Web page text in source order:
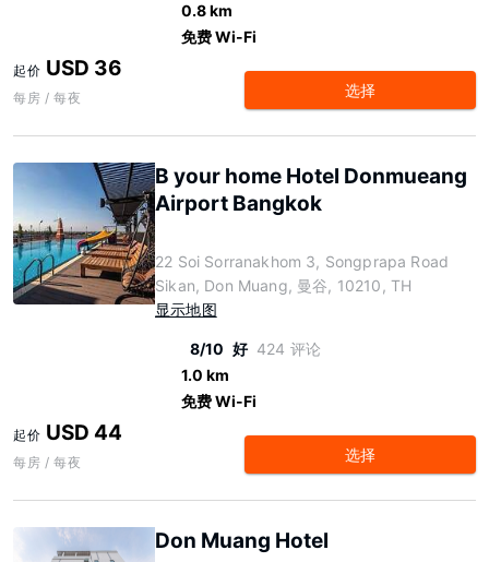
0.8 km
免费 Wi-Fi
起价 USD 36
每房 / 每夜 选择
B your home Hotel Donmueang
Airport Bangkok
22 Soi Sorranakhom 3, Songprapa Road
Sikan, Don Muang, 曼谷, 10210, TH
显示地图
8/10 好 424 评论
1.0 km
免费 Wi-Fi
起价 USD 44
每房 / 每夜 选择
Don Muang Hotel